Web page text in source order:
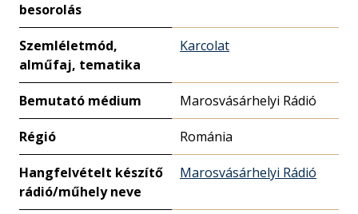
besorolás
Szemléletmód,
alműfaj, tematika
Karcolat
Bemutató médium Marosvásárhelyi Rádió
Régió Románia
Hangfelvételt készítő
rádió/műhely neve
Marosvásárhelyi Rádió